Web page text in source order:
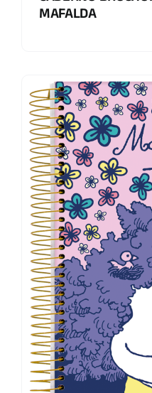
MAFALDA